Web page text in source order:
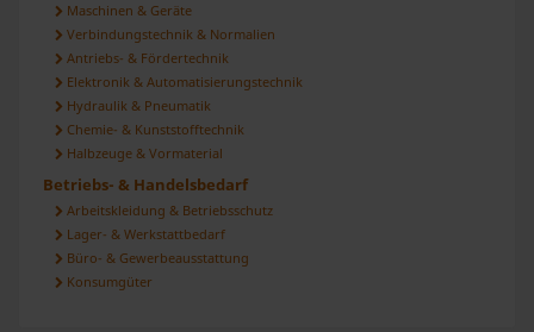
Maschinen & Geräte
Verbindungstechnik & Normalien
Antriebs- & Fördertechnik
Elektronik & Automatisierungstechnik
Hydraulik & Pneumatik
Chemie- & Kunststofftechnik
Halbzeuge & Vormaterial
Betriebs- & Handelsbedarf
Arbeitskleidung & Betriebsschutz
Lager- & Werkstattbedarf
Büro- & Gewerbeausstattung
Konsumgüter